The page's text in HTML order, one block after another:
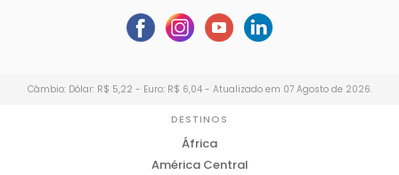
Câmbio: Dólar: R$ 5,22 - Euro: R$ 6,04 - Atualizado em 07 Agosto de 2026.
DESTINOS
África
América Central